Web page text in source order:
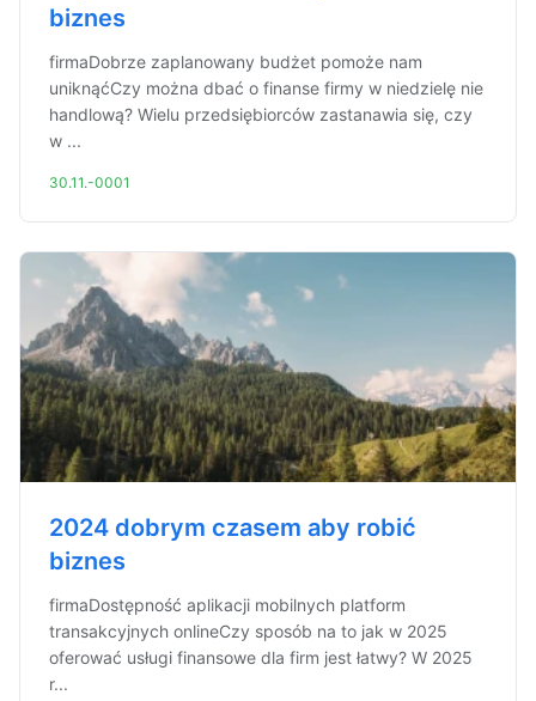
biznes
firmaDobrze zaplanowany budżet pomoże nam
uniknąćCzy można dbać o finanse firmy w niedzielę nie
handlową? Wielu przedsiębiorców zastanawia się, czy
w ...
30.11.-0001
2024 dobrym czasem aby robić
biznes
firmaDostępność aplikacji mobilnych platform
transakcyjnych onlineCzy sposób na to jak w 2025
oferować usługi finansowe dla firm jest łatwy? W 2025
r...